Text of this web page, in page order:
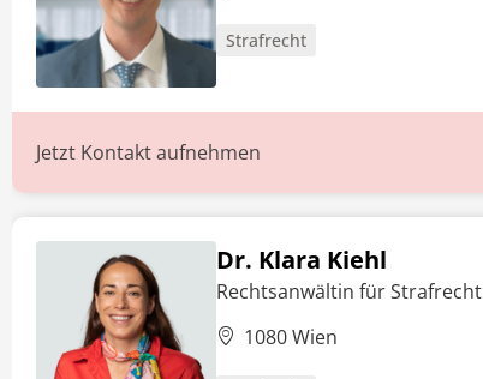
Strafrecht
Jetzt Kontakt aufnehmen
Dr. Klara Kiehl
Rechtsanwältin für Strafrecht
1080 Wien